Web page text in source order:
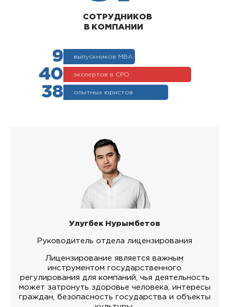
СОТРУДНИКОВ
В КОМПАНИИ
9 выпускников МВА
40 экспертов в СРО
38 опытных юристов
Улугбек Нурымбетов
Руководитель отдела лицензирования
Лицензирование является важным
инструментом государственного
регулирования для компаний, чья деятельность
может затронуть здоровье человека, интересы
граждан, безопасность государства и объекты